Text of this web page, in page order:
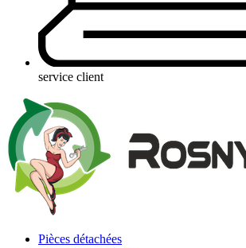
service client
Pièces détachées